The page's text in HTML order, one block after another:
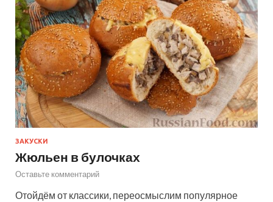
ЗАКУСКИ
Жюльен в булочках
Оставьте комментарий
Отойдём от классики, переосмыслим популярное